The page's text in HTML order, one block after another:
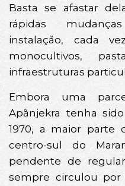
Basta se afastar
rápidas
instalação, cada
monocultivos,
infraestruturas
Embora uma
Apãnjekra tenha
1970, a maior parte
centro-sul do
pendente de
sempre circulou